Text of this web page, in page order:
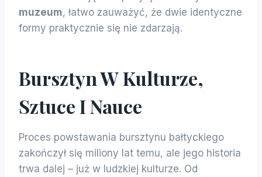
muzeum, łatwo zauważyć, że dwie identyczne
formy praktycznie się nie zdarzają.
Bursztyn W Kulturze,
Sztuce I Nauce
Proces powstawania bursztynu bałtyckiego
zakończył się miliony lat temu, ale jego historia
trwa dalej – już w ludzkiej kulturze. Od